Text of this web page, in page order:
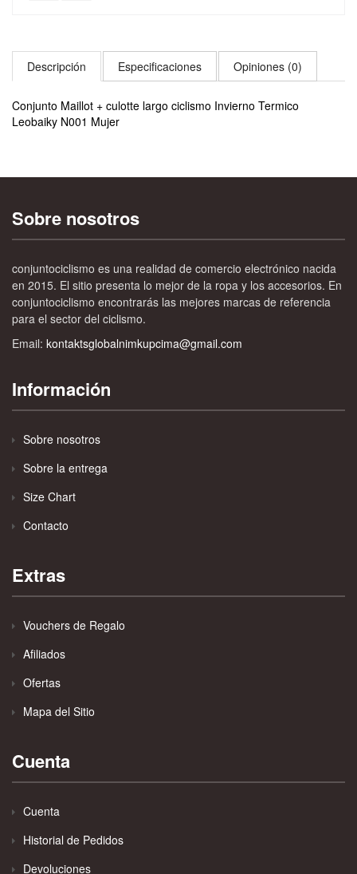
Descripción Especificaciones Opiniones (0)
Conjunto Maillot + culotte largo ciclismo Invierno Termico
Leobaiky N001 Mujer
Sobre nosotros
conjuntociclismo es una realidad de comercio electrónico nacida
en 2015. El sitio presenta lo mejor de la ropa y los accesorios. En
conjuntociclismo encontrarás las mejores marcas de referencia
para el sector del ciclismo.
Email: kontaktsglobalnimkupcima@gmail.com
Información
Sobre nosotros
Sobre la entrega
Size Chart
Contacto
Extras
Vouchers de Regalo
Afiliados
Ofertas
Mapa del Sitio
Cuenta
Cuenta
Historial de Pedidos
Devoluciones